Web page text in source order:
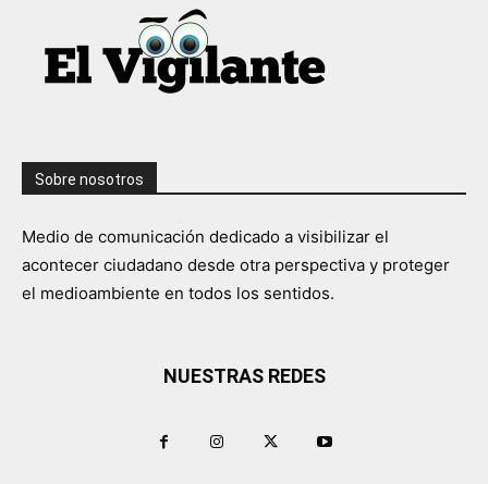
Sobre nosotros
Medio de comunicación dedicado a visibilizar el
acontecer ciudadano desde otra perspectiva y proteger
el medioambiente en todos los sentidos.
NUESTRAS REDES